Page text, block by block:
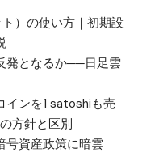
）の使い方｜初期設
発となるか──日足雲
インを1 satoshiも売
方針と区別
号資産政策に暗雲